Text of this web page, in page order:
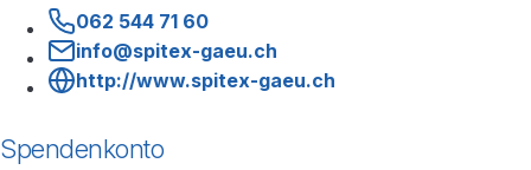
062 544 71 60
info@spitex-gaeu.ch
http://www.spitex-gaeu.ch
Spendenkonto